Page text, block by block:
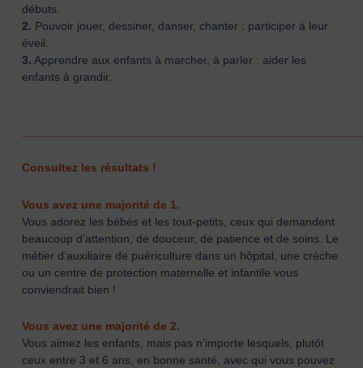
débuts.
2. Pouvoir jouer, dessiner, danser, chanter : participer à leur
éveil.
3. Apprendre aux enfants à marcher, à parler : aider les
enfants à grandir.
Consultez les résultats !
Vous avez une majorité de 1.
Vous adorez les bébés et les tout-petits, ceux qui demandent
beaucoup d’attention, de douceur, de patience et de soins. Le
métier d’auxiliaire de puériculture dans un hôpital, une crèche
ou un centre de protection maternelle et infantile vous
conviendrait bien !
Vous avez une majorité de 2.
Vous aimez les enfants, mais pas n’importe lesquels, plutôt
ceux entre 3 et 6 ans, en bonne santé, avec qui vous pouvez